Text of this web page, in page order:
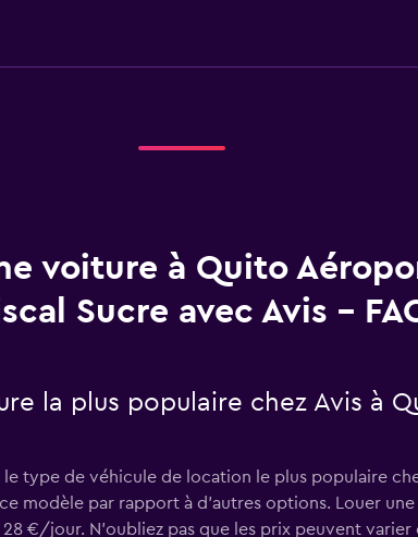
voiture à Quito
Sucre avec Avis -
la plus populaire chez Avis à
type de véhicule de location le plus populaire
modèle par rapport à d’autres options. Louer
€/jour. N'oubliez pas que les prix peuvent